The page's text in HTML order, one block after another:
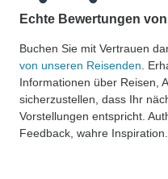
Echte Bewertungen
Buchen Sie mit Vertrauen
von unseren Reisenden.
Informationen über Reisen,
sicherzustellen, dass Ihr
Vorstellungen entspricht.
Feedback, wahre Inspiration.